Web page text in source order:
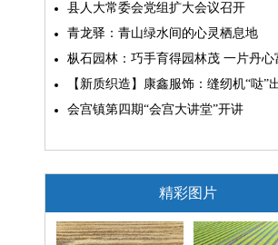
县人大常委会党组扩大会议召开
青龙驿：青山绿水间的心灵栖息地
枞石园林：巧手育得园林茂 一片丹心
【新质织造】康鑫服饰：缝纫机“哒”
会宫镇第四期“会宫大讲堂”开讲
精彩图片